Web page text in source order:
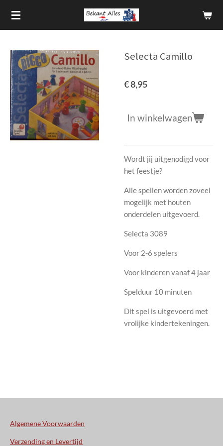
Ga
direct
hoofdinhoud
Selecta Camillo
€ 8,95
In winkelwagen
Wordt jij uitgenodigd voor
het feestje?
Alle spellen worden zoveel
mogelijk met houten
onderdelen uitgevoerd.
Selecta 3089
Voor 2-6 spelers
Voor kinderen vanaf 4 jaar
Spelduur 10 minuten
Dit spel is uitgevoerd met
vrolijke kindertekeningen.
Algemene Voorwaarden
Verzending en Levertijd